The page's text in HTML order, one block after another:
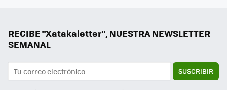
RECIBE "Xatakaletter", NUESTRA NEWSLETTER
SEMANAL
SUSCRIBIR